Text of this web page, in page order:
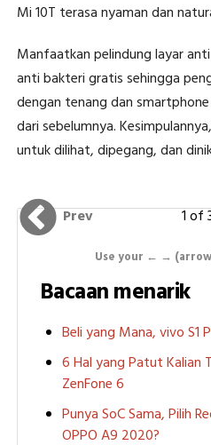
Mi 10T terasa nyaman dan
Manfaatkan pelindung layar
anti bakteri gratis sehingga
dengan tenang dan
dari sebelumnya.
untuk dilihat, dipegang, dan
Prev 1 of
Use your ← →
Bacaan menarik
Beli yang Mana, vivo S1
6 Hal yang Patut Kalian
ZenFone 6
Punya SoC Sama, Pilih
OPPO A9 2020?